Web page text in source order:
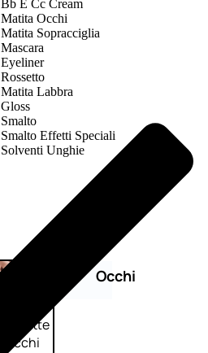
Bb E Cc Cream
Matita Occhi
Matita Sopracciglia
Mascara
Eyeliner
Rossetto
Matita Labbra
Gloss
Smalto
Smalto Effetti Speciali
Solventi Unghie
Occhi
Palette
occhi